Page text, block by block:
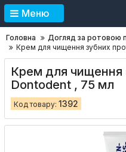
Меню
Головна Догляд за ротовою
Крем для чищення зубних
Крем для чищення
Dontodent , 75 мл
Код товару: 1392